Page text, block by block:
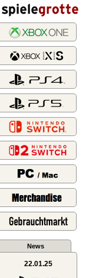
News
22.01.25